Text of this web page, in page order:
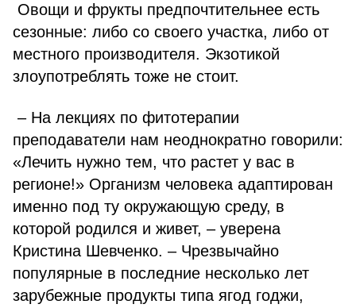
Овощи и фрукты предпочтительнее есть
сезонные: либо со своего участка, либо от
местного производителя. Экзотикой
злоупотреблять тоже не стоит.
– На лекциях по фитотерапии
преподаватели нам неоднократно говорили:
«Лечить нужно тем, что растет у вас в
регионе!» Организм человека адаптирован
именно под ту окружающую среду, в
которой родился и живет, – уверена
Кристина Шевченко. – Чрезвычайно
популярные в последние несколько лет
зарубежные продукты типа ягод годжи,